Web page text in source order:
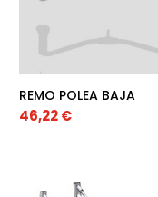
REMO POLEA BAJA
46,22€